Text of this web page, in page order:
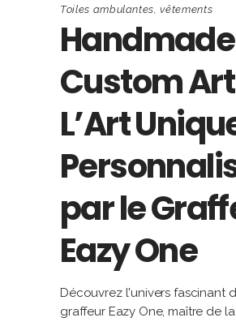
Toiles ambulantes,vêtements
Handmade
Custom
L’Art
par le
Eazy One
Découvrez l'univers fascinant
graffeur Eazy One, maître de la